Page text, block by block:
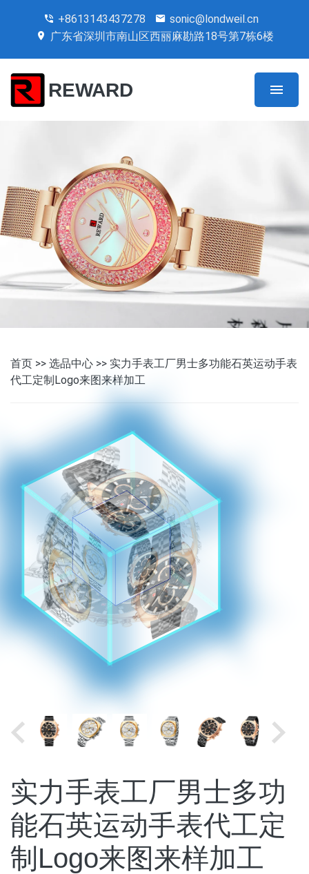
+8613143437278
sonic@londweil.cn
广东省深圳市南山区西丽麻勘路18号第7栋6楼
REWARD
首页 >> 选品中心 >> 实力手表工厂男士多功能石英运动手表
代工定制Logo来图来样加工
实
力
手
表
工
厂
男
士
多
功
能
石
英
运
动
手
表
代
工
定
制
L
o
g
o
来
图
来
样
加
工
实力手表工厂男士多功
能石英运动手表代工定
制Logo来图来样加工